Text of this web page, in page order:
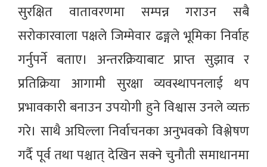
सुरक्षित वातावरणमा सम्पन्न गराउन सबै
सरोकारवाला पक्षले जिम्मेवार ढङ्गले भूमिका निर्वाह
गर्नुपर्ने बताए। अन्तरक्रियाबाट प्राप्त सुझाव र
प्रतिक्रिया आगामी सुरक्षा व्यवस्थापनलाई थप
प्रभावकारी बनाउन उपयोगी हुने विश्वास उनले व्यक्त
गरे। साथै अघिल्ला निर्वाचनका अनुभवको विश्लेषण
गर्दै पूर्व तथा पश्चात् देखिन सक्ने चुनौती समाधानमा